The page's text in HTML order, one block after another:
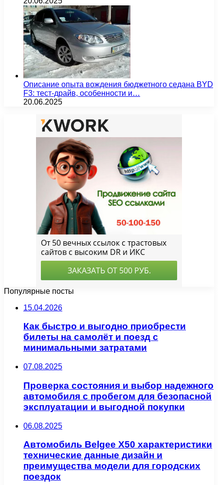
Описание опыта вождения бюджетного седана BYD
F3: тест-драйв, особенности и…
20.06.2025
Популярные посты
15.04.2026
Как быстро и выгодно приобрести
билеты на самолёт и поезд с
минимальными затратами
07.08.2025
Проверка состояния и выбор надежного
автомобиля с пробегом для безопасной
эксплуатации и выгодной покупки
06.08.2025
Автомобиль Belgee X50 характеристики
технические данные дизайн и
преимущества модели для городских
поездок